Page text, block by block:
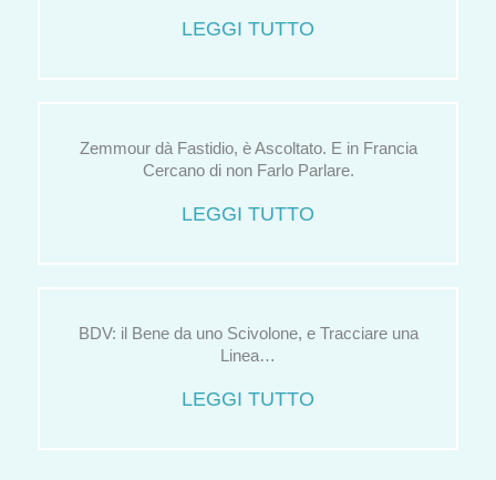
LEGGI TUTTO
Zemmour dà Fastidio, è Ascoltato. E in Francia
Cercano di non Farlo Parlare.
LEGGI TUTTO
BDV: il Bene da uno Scivolone, e Tracciare una
Linea…
LEGGI TUTTO